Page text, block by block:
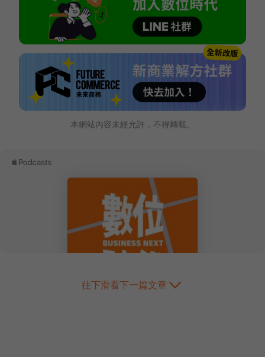
本網站內容未經允許，不得轉載。
往下滑看下一篇文章